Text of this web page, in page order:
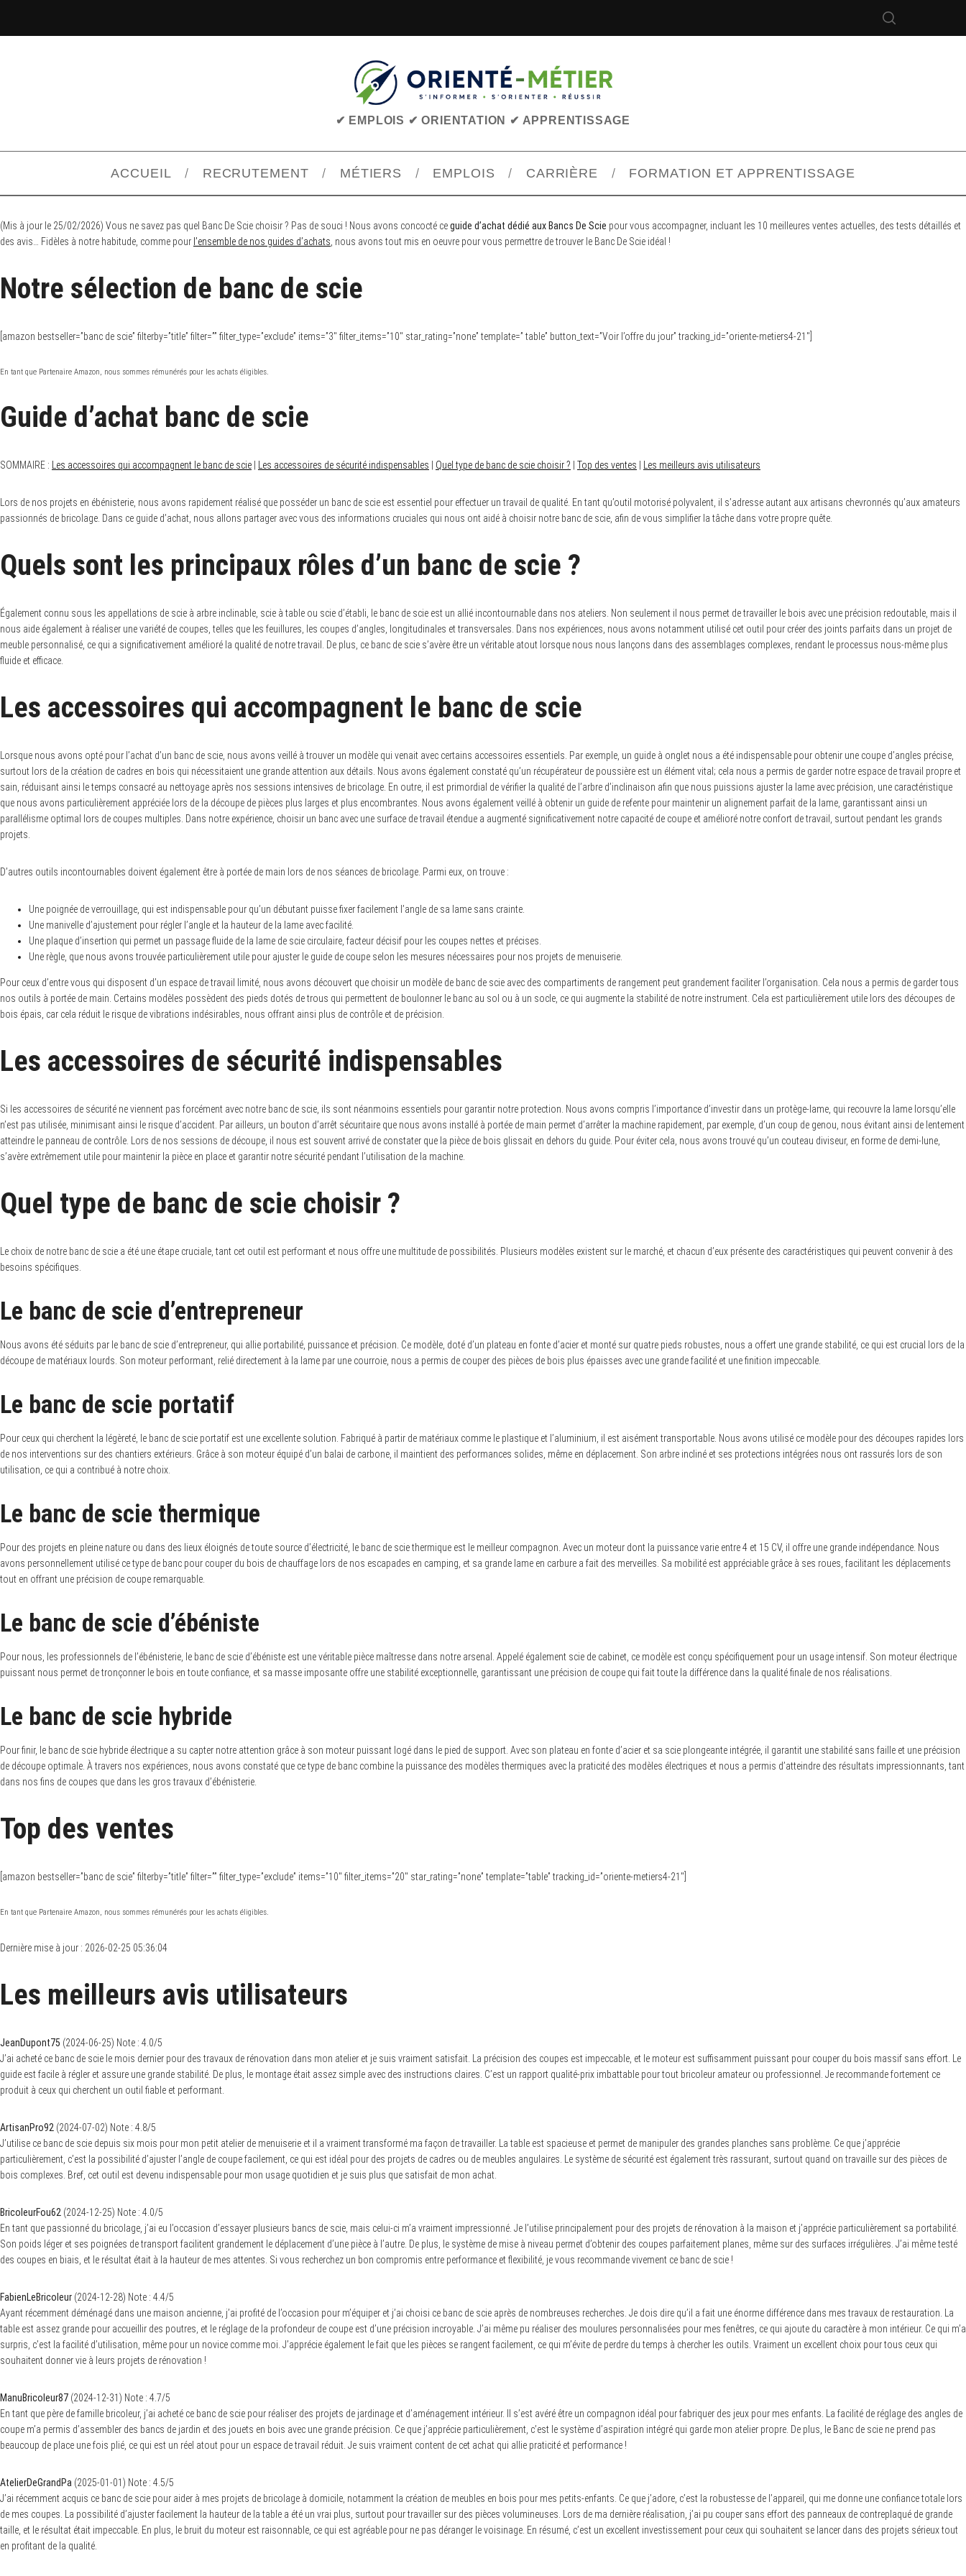
✔ EMPLOIS ✔ ORIENTATION ✔ APPRENTISSAGE
ACCUEIL RECRUTEMENT MÉTIERS EMPLOIS CARRIÈRE FORMATION ET APPRENTISSAGE
(Mis à jour le 25/02/2026) Vous ne savez pas quel Banc De Scie choisir ? Pas de souci ! Nous avons concocté ceguide d’achat dédié aux Bancs De Scie pour vous accompagner, incluant les 10 meilleures ventes actuelles, des tests détaillés et
des avis… Fidèles à notre habitude, comme pour l’ensemble de nos guides d’achats , nous avons tout mis en oeuvre pour vous permettre de trouver le Banc De Scie idéal !
Notre sélection de banc de scie
[amazon bestseller=”banc de scie” filterby=”title” filter=”” filter_type=”exclude” items=”3″ filter_items=”10″ star_rating=”none” template=” table” button_text=”Voir l’offre du jour” tracking_id=”oriente-metiers4-21″]
En tant que Partenaire Amazon, nous sommes rémunérés pour les achats éligibles.
Guide d’achat banc de scie
SOMMAIRE : Les accessoires qui accompagnent le banc de scie Les accessoires de sécurité indispensables Quel type de banc de scie choisir ? Top des ventes Les meilleurs avis utilisateurs
Lors de nos projets en ébénisterie, nous avons rapidement réalisé que posséder un banc de scie est essentiel pour effectuer un travail de qualité. En tant qu’outil motorisé polyvalent, il s’adresse autant aux artisans chevronnés qu’aux amateurs
passionnés de bricolage. Dans ce guide d’achat, nous allons partager avec vous des informations cruciales qui nous ont aidé à choisir notre banc de scie, afin de vous simplifier la tâche dans votre propre quête.
Quels sont les principaux rôles d’un banc de scie ?
Également connu sous les appellations de scie à arbre inclinable, scie à table ou scie d’établi, le banc de scie est un allié incontournable dans nos ateliers. Non seulement il nous permet de travailler le bois avec une précision redoutable, mais il
nous aide également à réaliser une variété de coupes, telles que les feuillures, les coupes d’angles, longitudinales et transversales. Dans nos expériences, nous avons notamment utilisé cet outil pour créer des joints parfaits dans un projet de
meuble personnalisé, ce qui a significativement amélioré la qualité de notre travail. De plus, ce banc de scie s’avère être un véritable atout lorsque nous nous lançons dans des assemblages complexes, rendant le processus nous-même plus
fluide et efficace.
Les accessoires qui accompagnent le banc de scie
Lorsque nous avons opté pour l’achat d’un banc de scie, nous avons veillé à trouver un modèle qui venait avec certains accessoires essentiels. Par exemple, un guide à onglet nous a été indispensable pour obtenir une coupe d’angles précise,
surtout lors de la création de cadres en bois qui nécessitaient une grande attention aux détails. Nous avons également constaté qu’un récupérateur de poussière est un élément vital; cela nous a permis de garder notre espace de travail propre et
sain, réduisant ainsi le temps consacré au nettoyage après nos sessions intensives de bricolage. En outre, il est primordial de vérifier la qualité de l’arbre d’inclinaison afin que nous puissions ajuster la lame avec précision, une caractéristique
que nous avons particulièrement appréciée lors de la découpe de pièces plus larges et plus encombrantes. Nous avons également veillé à obtenir un guide de refente pour maintenir un alignement parfait de la lame, garantissant ainsi un
parallélisme optimal lors de coupes multiples. Dans notre expérience, choisir un banc avec une surface de travail étendue a augmenté significativement notre capacité de coupe et amélioré notre confort de travail, surtout pendant les grands
projets.
D’autres outils incontournables doivent également être à portée de main lors de nos séances de bricolage. Parmi eux, on trouve :
Une poignée de verrouillage, qui est indispensable pour qu’un débutant puisse fixer facilement l’angle de sa lame sans crainte.
Une manivelle d’ajustement pour régler l’angle et la hauteur de la lame avec facilité.
Une plaque d’insertion qui permet un passage fluide de la lame de scie circulaire, facteur décisif pour les coupes nettes et précises.
Une règle, que nous avons trouvée particulièrement utile pour ajuster le guide de coupe selon les mesures nécessaires pour nos projets de menuiserie.
Pour ceux d’entre vous qui disposent d’un espace de travail limité, nous avons découvert que choisir un modèle de banc de scie avec des compartiments de rangement peut grandement faciliter l’organisation. Cela nous a permis de garder tous
nos outils à portée de main. Certains modèles possèdent des pieds dotés de trous qui permettent de boulonner le banc au sol ou à un socle, ce qui augmente la stabilité de notre instrument. Cela est particulièrement utile lors des découpes de
bois épais, car cela réduit le risque de vibrations indésirables, nous offrant ainsi plus de contrôle et de précision.
Les accessoires de sécurité indispensables
Si les accessoires de sécurité ne viennent pas forcément avec notre banc de scie, ils sont néanmoins essentiels pour garantir notre protection. Nous avons compris l’importance d’investir dans un protège-lame, qui recouvre la lame lorsqu’elle
n’est pas utilisée, minimisant ainsi le risque d’accident. Par ailleurs, un bouton d’arrêt sécuritaire que nous avons installé à portée de main permet d’arrêter la machine rapidement, par exemple, d’un coup de genou, nous évitant ainsi de lentement
atteindre le panneau de contrôle. Lors de nos sessions de découpe, il nous est souvent arrivé de constater que la pièce de bois glissait en dehors du guide. Pour éviter cela, nous avons trouvé qu’un couteau diviseur, en forme de demi-lune,
s’avère extrêmement utile pour maintenir la pièce en place et garantir notre sécurité pendant l’utilisation de la machine.
Quel type de banc de scie choisir ?
Le choix de notre banc de scie a été une étape cruciale, tant cet outil est performant et nous offre une multitude de possibilités. Plusieurs modèles existent sur le marché, et chacun d’eux présente des caractéristiques qui peuvent convenir à des
besoins spécifiques.
Le banc de scie d’entrepreneur
Nous avons été séduits par le banc de scie d’entrepreneur, qui allie portabilité, puissance et précision. Ce modèle, doté d’un plateau en fonte d’acier et monté sur quatre pieds robustes, nous a offert une grande stabilité, ce qui est crucial lors de la
découpe de matériaux lourds. Son moteur performant, relié directement à la lame par une courroie, nous a permis de couper des pièces de bois plus épaisses avec une grande facilité et une finition impeccable.
Le banc de scie portatif
Pour ceux qui cherchent la légèreté, le banc de scie portatif est une excellente solution. Fabriqué à partir de matériaux comme le plastique et l’aluminium, il est aisément transportable. Nous avons utilisé ce modèle pour des découpes rapides lors
de nos interventions sur des chantiers extérieurs. Grâce à son moteur équipé d’un balai de carbone, il maintient des performances solides, même en déplacement. Son arbre incliné et ses protections intégrées nous ont rassurés lors de son
utilisation, ce qui a contribué à notre choix.
Le banc de scie thermique
Pour des projets en pleine nature ou dans des lieux éloignés de toute source d’électricité, le banc de scie thermique est le meilleur compagnon. Avec un moteur dont la puissance varie entre 4 et 15 CV, il offre une grande indépendance. Nous
avons personnellement utilisé ce type de banc pour couper du bois de chauffage lors de nos escapades en camping, et sa grande lame en carbure a fait des merveilles. Sa mobilité est appréciable grâce à ses roues, facilitant les déplacements
tout en offrant une précision de coupe remarquable.
Le banc de scie d’ébéniste
Pour nous, les professionnels de l’ébénisterie, le banc de scie d’ébéniste est une véritable pièce maîtresse dans notre arsenal. Appelé également scie de cabinet, ce modèle est conçu spécifiquement pour un usage intensif. Son moteur électrique
puissant nous permet de tronçonner le bois en toute confiance, et sa masse imposante offre une stabilité exceptionnelle, garantissant une précision de coupe qui fait toute la différence dans la qualité finale de nos réalisations.
Le banc de scie hybride
Pour finir, le banc de scie hybride électrique a su capter notre attention grâce à son moteur puissant logé dans le pied de support. Avec son plateau en fonte d’acier et sa scie plongeante intégrée, il garantit une stabilité sans faille et une précision
de découpe optimale. À travers nos expériences, nous avons constaté que ce type de banc combine la puissance des modèles thermiques avec la praticité des modèles électriques et nous a permis d’atteindre des résultats impressionnants, tant
dans nos fins de coupes que dans les gros travaux d’ébénisterie.
Top des ventes
[amazon bestseller=”banc de scie” filterby=”title” filter=”” filter_type=”exclude” items=”10″ filter_items=”20″ star_rating=”none” template=”table” tracking_id=”oriente-metiers4-21″]
En tant que Partenaire Amazon, nous sommes rémunérés pour les achats éligibles.
Dernière mise à jour : 2026-02-25 05:36:04
Les meilleurs avis utilisateurs
JeanDupont75 (2024-06-25) Note : 4.0/5
J’ai acheté ce banc de scie le mois dernier pour des travaux de rénovation dans mon atelier et je suis vraiment satisfait. La précision des coupes est impeccable, et le moteur est suffisamment puissant pour couper du bois massif sans effort. Le
guide est facile à régler et assure une grande stabilité. De plus, le montage était assez simple avec des instructions claires. C’est un rapport qualité-prix imbattable pour tout bricoleur amateur ou professionnel. Je recommande fortement ce
produit à ceux qui cherchent un outil fiable et performant.
ArtisanPro92 (2024-07-02) Note : 4.8/5
J’utilise ce banc de scie depuis six mois pour mon petit atelier de menuiserie et il a vraiment transformé ma façon de travailler. La table est spacieuse et permet de manipuler des grandes planches sans problème. Ce que j’apprécie
particulièrement, c’est la possibilité d’ajuster l’angle de coupe facilement, ce qui est idéal pour des projets de cadres ou de meubles angulaires. Le système de sécurité est également très rassurant, surtout quand on travaille sur des pièces de
bois complexes. Bref, cet outil est devenu indispensable pour mon usage quotidien et je suis plus que satisfait de mon achat.
BricoleurFou62 (2024-12-25) Note : 4.0/5
En tant que passionné du bricolage, j’ai eu l’occasion d’essayer plusieurs bancs de scie, mais celui-ci m’a vraiment impressionné. Je l’utilise principalement pour des projets de rénovation à la maison et j’apprécie particulièrement sa portabilité.
Son poids léger et ses poignées de transport facilitent grandement le déplacement d’une pièce à l’autre. De plus, le système de mise à niveau permet d’obtenir des coupes parfaitement planes, même sur des surfaces irrégulières. J’ai même testé
des coupes en biais, et le résultat était à la hauteur de mes attentes. Si vous recherchez un bon compromis entre performance et flexibilité, je vous recommande vivement ce banc de scie !
FabienLeBricoleur (2024-12-28) Note : 4.4/5
Ayant récemment déménagé dans une maison ancienne, j’ai profité de l’occasion pour m’équiper et j’ai choisi ce banc de scie après de nombreuses recherches. Je dois dire qu’il a fait une énorme différence dans mes travaux de restauration. La
table est assez grande pour accueillir des poutres, et le réglage de la profondeur de coupe est d’une précision incroyable. J’ai même pu réaliser des moulures personnalisées pour mes fenêtres, ce qui ajoute du caractère à mon intérieur. Ce qui m’a
surpris, c’est la facilité d’utilisation, même pour un novice comme moi. J’apprécie également le fait que les pièces se rangent facilement, ce qui m’évite de perdre du temps à chercher les outils. Vraiment un excellent choix pour tous ceux qui
souhaitent donner vie à leurs projets de rénovation !
ManuBricoleur87 (2024-12-31) Note : 4.7/5
En tant que père de famille bricoleur, j’ai acheté ce banc de scie pour réaliser des projets de jardinage et d’aménagement intérieur. Il s’est avéré être un compagnon idéal pour fabriquer des jeux pour mes enfants. La facilité de réglage des angles de
coupe m’a permis d’assembler des bancs de jardin et des jouets en bois avec une grande précision. Ce que j’apprécie particulièrement, c’est le système d’aspiration intégré qui garde mon atelier propre. De plus, le Banc de scie ne prend pas
beaucoup de place une fois plié, ce qui est un réel atout pour un espace de travail réduit. Je suis vraiment content de cet achat qui allie praticité et performance !
AtelierDeGrandPa (2025-01-01) Note : 4.5/5
J’ai récemment acquis ce banc de scie pour aider à mes projets de bricolage à domicile, notamment la création de meubles en bois pour mes petits-enfants. Ce que j’adore, c’est la robustesse de l’appareil, qui me donne une confiance totale lors
de mes coupes. La possibilité d’ajuster facilement la hauteur de la table a été un vrai plus, surtout pour travailler sur des pièces volumineuses. Lors de ma dernière réalisation, j’ai pu couper sans effort des panneaux de contreplaqué de grande
taille, et le résultat était impeccable. En plus, le bruit du moteur est raisonnable, ce qui est agréable pour ne pas déranger le voisinage. En résumé, c’est un excellent investissement pour ceux qui souhaitent se lancer dans des projets sérieux tout
en profitant de la qualité.
S
c
h
o